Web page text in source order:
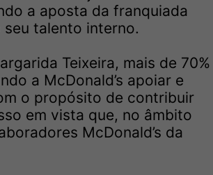
a aposta da franquiada
talento interno.
Teixeira, mais de 70%
a McDonald’s apoiar e
o propósito de contribuir
em vista que, no âmbito
McDonald’s da